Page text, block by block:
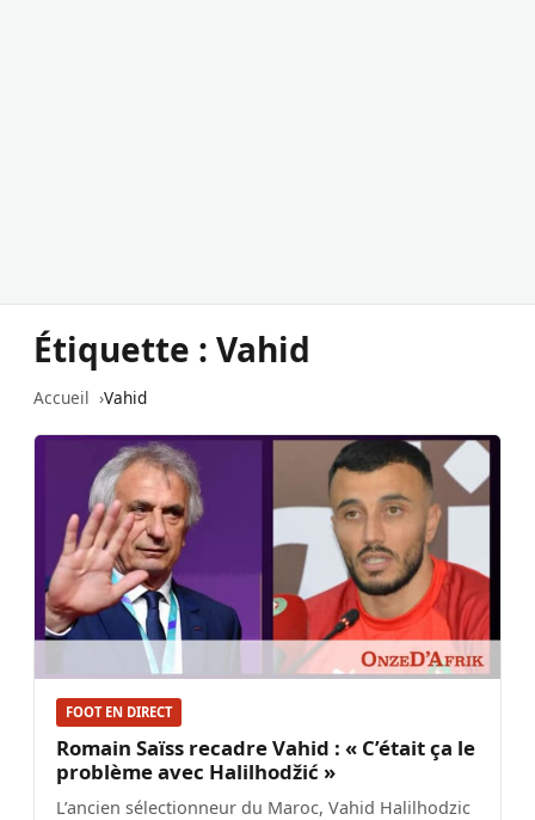
Étiquette : Vahid
Accueil Vahid
FOOT EN DIRECT
Romain Saïss recadre Vahid : « C’était ça le
problème avec Halilhodžić »
L’ancien sélectionneur du Maroc, Vahid Halilhodzic